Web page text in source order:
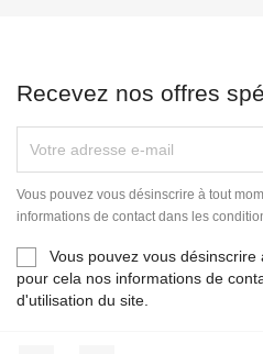
Recevez nos offres
Vous pouvez vous désinscrire à tout
informations de contact dans les
Vous pouvez vous
pour cela nos informations de
d'utilisation du site.